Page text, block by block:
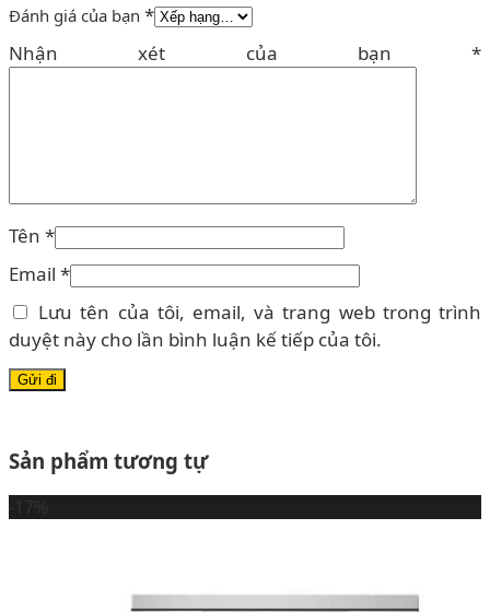
Đánh giá của bạn *
Nhận xét của bạn *
Tên *
Email *
Lưu tên của tôi, email, và trang web trong trình
duyệt này cho lần bình luận kế tiếp của tôi.
Sản phẩm tương tự